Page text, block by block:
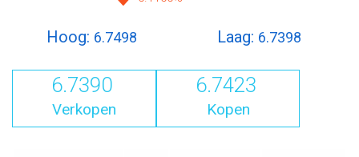
Hoog: 6.7498 Laag: 6.7398
6.7390
Verkopen
6.7423
Kopen